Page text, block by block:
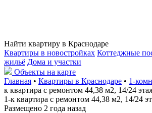
Найти квартиру в Краснодаре
Квартиры в новостройках Коттеджные
жильё Дома и участки
Объекты на карте
Главная • Квартиры в Краснодаре • 1-
к квартира с ремонтом 44,38 м2, 14/24
1-к квартира с ремонтом 44,38 м2, 14/
Размещено 2 года назад